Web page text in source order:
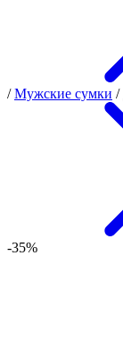
/ Мужские сумки /
-35%